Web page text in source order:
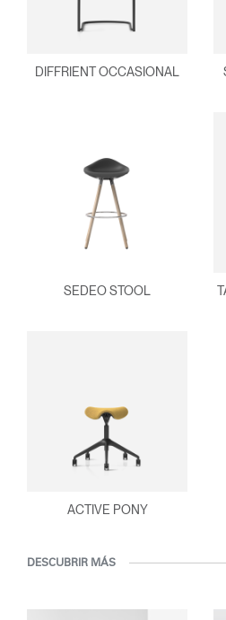
DIFFRIENT OCCASIONAL
SEDEO STOOL
ACTIVE PONY
DESCUBRIR MÁS